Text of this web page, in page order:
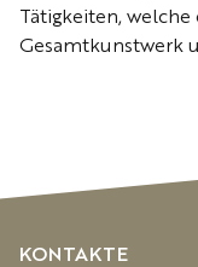
Tätigkeiten,
Gesamtkunstwerk
KONTAKTE